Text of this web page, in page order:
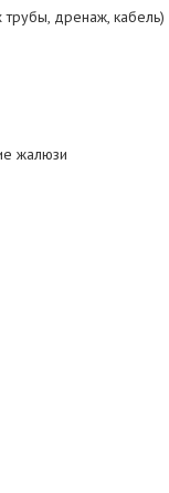
трубы, дренаж, кабель)
жалюзи